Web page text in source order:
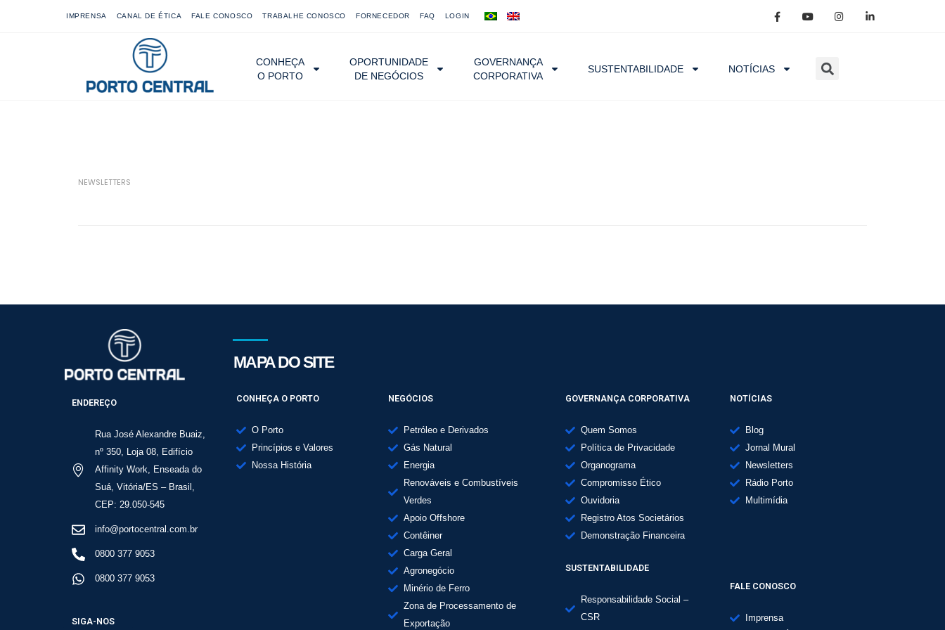
IMPRENSA CANAL DE ÉTICA FALE CONOSCO TRABALHE CONOSCO FORNECEDOR FAQ LOGIN
CONHEÇA
O PORTO
OPORTUNIDADE
DE NEGÓCIOS
GOVERNANÇA
CORPORATIVA
SUSTENTABILIDADE NOTÍCIAS
NEWSLETTERS
ENDEREÇO
Rua José Alexandre Buaiz,
nº 350, Loja 08, Edifício
Affinity Work, Enseada do
Suá, Vitória/ES – Brasil,
CEP: 29.050-545
info@portocentral.com.br
0800 377 9053
0800 377 9053
SIGA-NOS
MAPA DO SITE
CONHEÇA O PORTO
O Porto
Princípios e Valores
Nossa História
NEGÓCIOS
Petróleo e Derivados
Gás Natural
Energia
Renováveis e Combustíveis
Verdes
Apoio Offshore
Contêiner
Carga Geral
Agronegócio
Minério de Ferro
Zona de Processamento de
Exportação
GOVERNANÇA CORPORATIVA
Quem Somos
Política de Privacidade
Organograma
Compromisso Ético
Ouvidoria
Registro Atos Societários
Demonstração Financeira
SUSTENTABILIDADE
Responsabilidade Social –
CSR
NOTÍCIAS
Blog
Jornal Mural
Newsletters
Rádio Porto
Multimídia
FALE CONOSCO
Imprensa